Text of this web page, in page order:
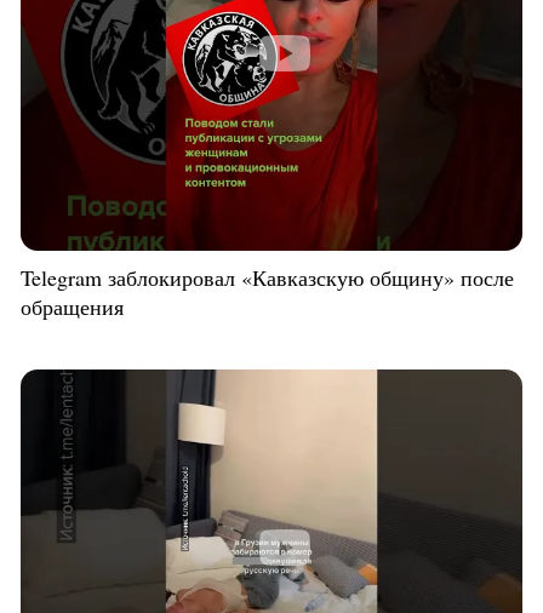
Telegram заблокировал «Кавказскую общину» после
обращения